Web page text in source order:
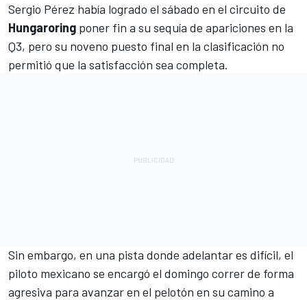
Sergio Pérez había logrado el sábado en el circuito de
Hungaroring poner fin a su sequía de apariciones en la
Q3, pero su noveno puesto final en la clasificación no
permitió que la satisfacción sea completa.
Sin embargo, en una pista donde adelantar es difícil, el
piloto mexicano se encargó el domingo correr de forma
agresiva para avanzar en el pelotón en su camino a